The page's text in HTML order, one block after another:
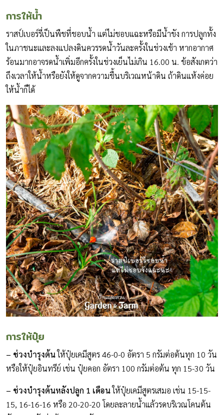
การให้น้ำ
ราสป์เบอร์รี่เป็นพืชที่ชอบน้ำ แต่ไม่ชอบแฉะหรือมีน้ำขัง การปลูกทั้ง
ในภาชนะและลงแปลงดินควรรดน้ำวันละครั้งในช่วงเช้า หากอากาศ
ร้อนมากอาจรดน้ำเพิ่มอีกครั้งในช่วงเย็นไม่เกิน 16.00 น. ข้อสังเกตว่า
ถึงเวลาให้น้ำหรือยังให้ดูจากความชื้นบริเวณหน้าดิน ถ้าดินแห้งค่อย
ให้น้ำก็ได้
การให้ปุ๋ย
– ช่วงบำรุงต้นให้ปุ๋ยเคมีสูตร 46-0-0 อัตรา 5 กรัมต่อต้นทุก 10 วัน
หรือให้ปุ๋ยอินทรีย์ เช่น ปุ๋ยคอก อัตรา 100 กรัมต่อต้น ทุก 15-30 วัน
– ช่วงบำรุงต้นหลังปลูก 1 เดือนให้ปุ๋ยเคมีสูตรเสมอ เช่น 15-15-
15, 16-16-16 หรือ 20-20-20 โดยละลายน้ำแล้วรดบริเวณโคนต้น